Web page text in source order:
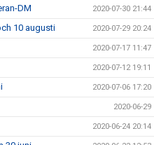
DM 2020-07-30 21:44
10 augusti 2020-07-29 20:24
2020-07-17 11:47
2020-07-12 19:11
2020-07-06 17:20
2020-06-29
2020-06-24 20:14